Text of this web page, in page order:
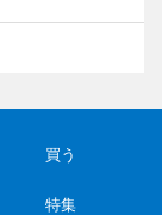
買う
特集